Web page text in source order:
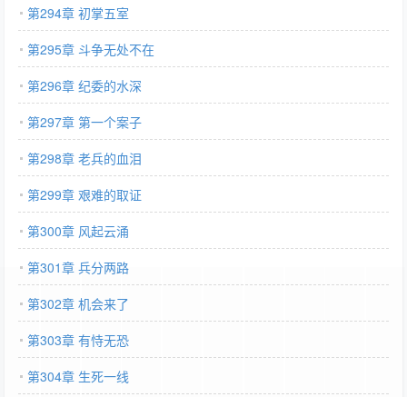
第294章 初掌五室
第295章 斗争无处不在
第296章 纪委的水深
第297章 第一个案子
第298章 老兵的血泪
第299章 艰难的取证
第300章 风起云涌
第301章 兵分两路
第302章 机会来了
第303章 有恃无恐
第304章 生死一线